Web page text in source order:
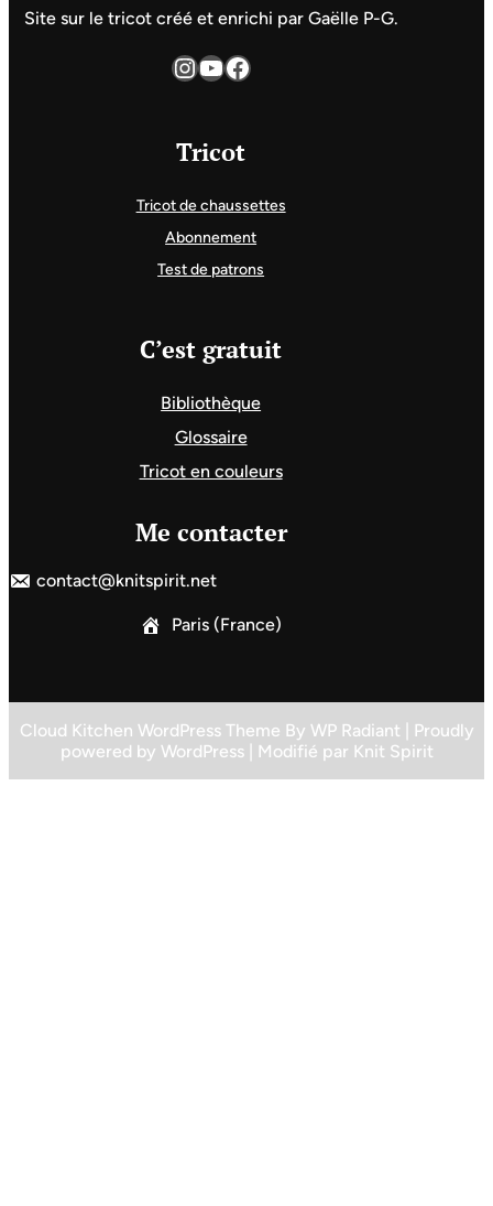
Site sur le tricot créé et enrichi par Gaëlle P-G.
InstagramYouTube Facebook
Tricot
Tricot de chaussettes
Abonnement
Test de patrons
C’est gratuit
Bibliothèque
Glossaire
Tricot en couleurs
Me contacter
contact@knitspirit.net
Paris (France)
Cloud Kitchen WordPress Theme By WP Radiant | Proudly
powered by WordPress| Modifié par Knit Spirit